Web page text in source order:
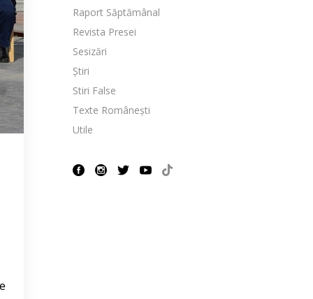
Raport Săptămânal
Revista Presei
Sesizări
Știri
Stiri False
Texte Românești
Utile